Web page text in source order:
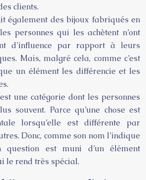
clients.
également des bijoux fabriqués en
personnes qui les achètent n’ont
d’influence par rapport à leurs
Mais, malgré cela, comme c’est
un élément les différencie et les
une catégorie dont les personnes
souvent. Parce qu’une chose est
lorsqu’elle est différente par
Donc, comme son nom l’indique
question est muni d’un élément
le rend très spécial.